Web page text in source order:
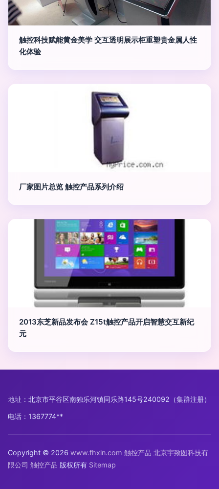
触控科技赋能黄金美学 交互透明展示柜重塑贵金属人性
化体验
厂家图片总览 触控产品系列介绍
2013东芝新品发布会 Z15t触控产品开启智慧交互新纪
元
地址：北京市平谷区南独乐河镇同乐路145号240092（集群注册）
电话：1367774**
Copyright © 2026 www.fhxln.com 触控产品 北京宇致图科技有
限公司 触控产品 版权所有 Sitemap